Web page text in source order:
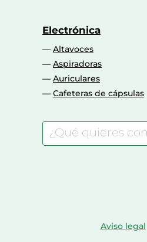
SDD, capacidad
Tipo de unidad óptica
Número de unidades
Capacidad total de SSD
Memoria interna
Electrónica
Altavoces
Aspiradoras
Auriculares
Cafeteras de cápsulas
Aviso legal